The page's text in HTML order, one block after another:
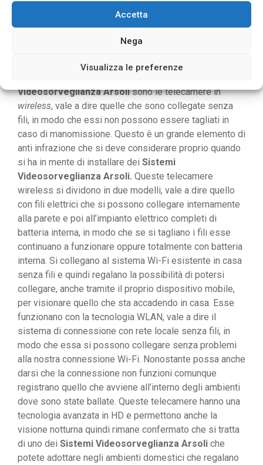
Accetta
Nega
Visualizza le preferenze
realmente bassi, quindi fate una sorta di valutazione se
conviene acquistarle, noi possiamo sicuramente dire
che le potete usare, ma in ambienti dove non ci sono
degli oggetti preziosi o che sono comunque molto
Videosorveglianza Arsolisono le telecamere in
wireless, vale a dire quelle che sono collegate senza
fili, in modo che essi non possono essere tagliati in
caso di manomissione. Questo è un grande elemento di
anti infrazione che si deve considerare proprio quando
si ha in mente di installare dei Sistemi
Videosorveglianza Arsoli. Queste telecamere
wireless si dividono in due modelli, vale a dire quello
con fili elettrici che si possono collegare internamente
alla parete e poi all’impianto elettrico completi di
batteria interna, in modo che se si tagliano i fili esse
continuano a funzionare oppure totalmente con batteria
interna. Si collegano al sistema Wi-Fi esistente in casa
senza fili e quindi regalano la possibilità di potersi
collegare, anche tramite il proprio dispositivo mobile,
per visionare quello che sta accadendo in casa. Esse
funzionano con la tecnologia WLAN, vale a dire il
sistema di connessione con rete locale senza fili, in
modo che essa si possono collegare senza problemi
alla nostra connessione Wi-Fi. Nonostante possa anche
darsi che la connessione non funzioni comunque
registrano quello che avviene all’interno degli ambienti
dove sono state ballate. Queste telecamere hanno una
tecnologia avanzata in HD e permettono anche la
visione notturna quindi rimane confermato che si tratta
di uno dei Sistemi Videosorveglianza Arsoli che
potete adottare negli ambienti domestici che regalano